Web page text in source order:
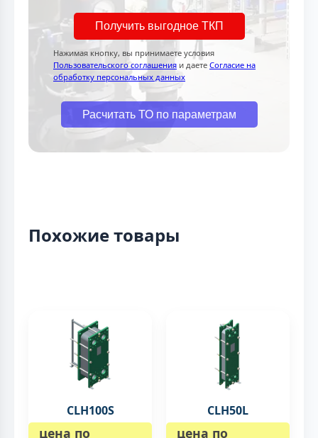
Получить выгодное ТКП
Нажимая кнопку, вы принимаете условия
Пользовательского соглашения и даете Согласие на
обработку персональных данных
Расчитать ТО по параметрам
Похожие товары
CLH100S
цена по
CLH50L
цена по